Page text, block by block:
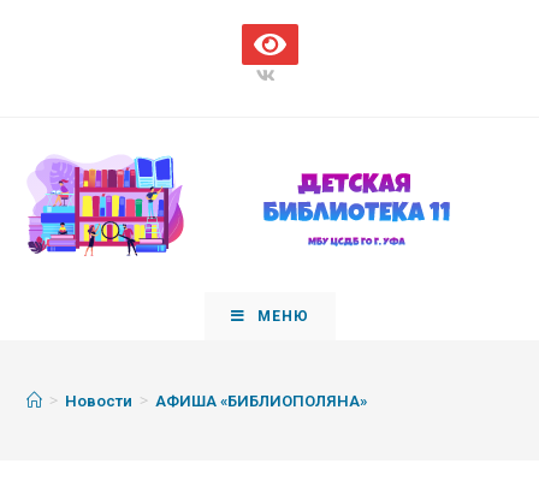
МЕНЮ
> Новости > АФИША «БИБЛИОПОЛЯНА»